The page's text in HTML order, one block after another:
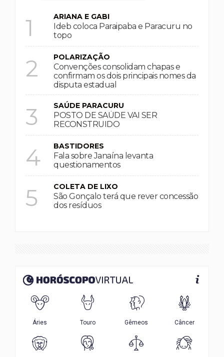
1 ARIANA E GABI
Ideb coloca Paraipaba e Paracuru no
topo
2 POLARIZAÇÃO
Convenções consolidam chapas e
confirmam os dois principais nomes da
disputa estadual
3 SAÚDE PARACURU
POSTO DE SAÚDE VAI SER
RECONSTRUIDO
4 BASTIDORES
Fala sobre Janaína levanta
questionamentos
5 COLETA DE LIXO
São Gonçalo terá que rever concessão
dos resíduos